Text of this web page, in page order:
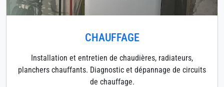
CHAUFFAGE
Installation et entretien de chaudières, radiateurs,
planchers chauffants. Diagnostic et dépannage de circuits
de chauffage.